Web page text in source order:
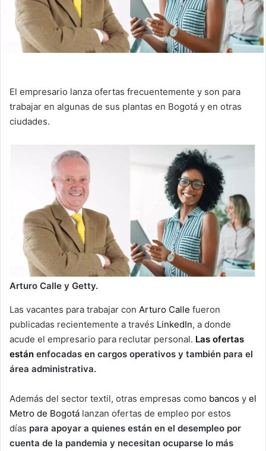
El empresario lanza ofertas frecuentemente y son para
trabajar en algunas de sus plantas en Bogotá y en otras
ciudades.
Arturo Calle y Getty.
Las vacantes para trabajar con Arturo Calle fueron
publicadas recientemente a través LinkedIn, a donde
acude el empresario para reclutar personal. Las ofertas
están enfocadas en cargos operativos y también para el
área administrativa.
Además del sector textil, otras empresas como bancos y el
Metro de Bogotá lanzan ofertas de empleo por estos
días para apoyar a quienes están en el desempleo por
cuenta de la pandemia y necesitan ocuparse lo más